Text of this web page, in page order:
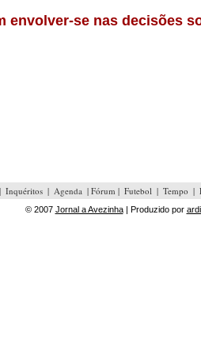
envolver-se nas decisões
| Inquéritos | Agenda | Fórum | Futebol | Tempo |
© 2007 Jornal a Avezinha| Produzido por